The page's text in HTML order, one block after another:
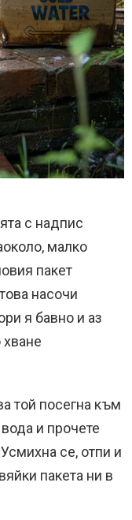
с надпис
малко
пакет
насочи
я бавно и аз
хване
той посегна към
и прочете
се, отпи и
пакета ни в